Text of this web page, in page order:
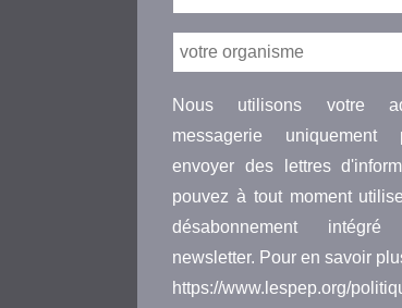
Nous utilisons votre
messagerie uniquement
envoyer des lettres
pouvez à tout moment
désabonnement
newsletter. Pour en savoir
https://www.lespep.org/